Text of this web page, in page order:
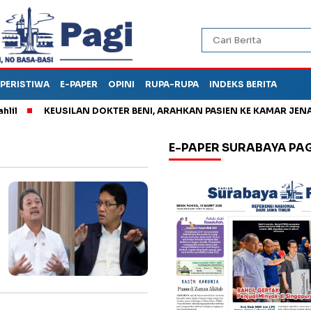
PERISTIWA E-PAPER OPINI RUPA-RUPA INDEKS BERITA
KEUSILAN DOKTER BENI, ARAHKAN PASIEN KE KAMAR JENASAH,
E-PAPER SURABAYA